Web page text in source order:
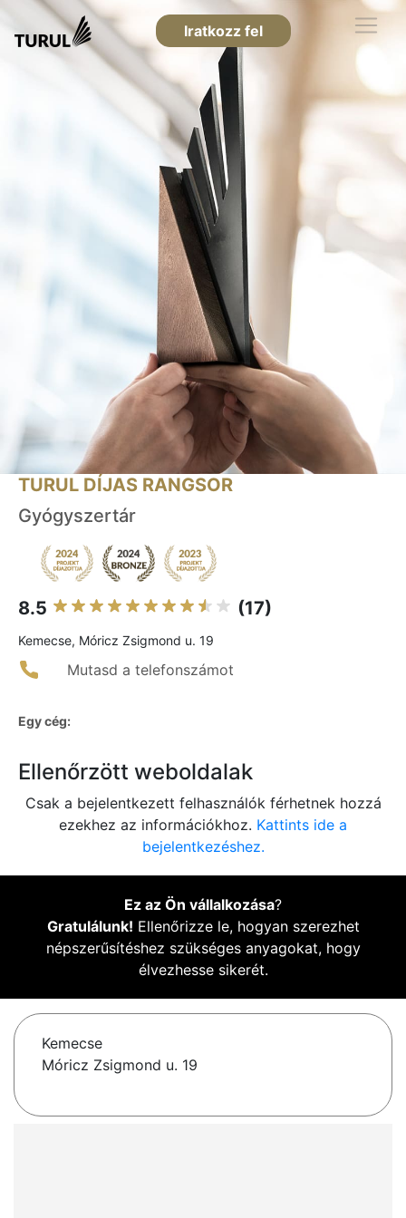
Iratkozz fel
TURUL DÍJAS RANGSOR
Gyógyszertár
8.5 (17)
Kemecse, Móricz Zsigmond u. 19
Mutasd a telefonszámot
Egy cég:
Ellenőrzött weboldalak
Csak a bejelentkezett felhasználók férhetnek hozzá
ezekhez az információkhoz. Kattints ide a
bejelentkezéshez.
Ez az Ön vállalkozása?
Gratulálunk! Ellenőrizze le, hogyan szerezhet
népszerűsítéshez szükséges anyagokat, hogy
élvezhesse sikerét.
Kemecse
Móricz Zsigmond u. 19